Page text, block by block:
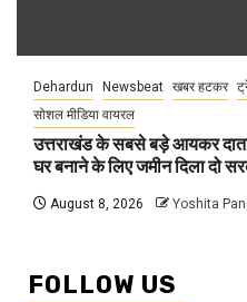
Dehardun Newsbeat खबर हटकर
सोशल मीडिया वायरल
उत्तराखंड के सबसे बड़े आयकर
घर बनाने के लिए जमीन दिला दो
August 8, 2026 Yoshita
FOLLOW US